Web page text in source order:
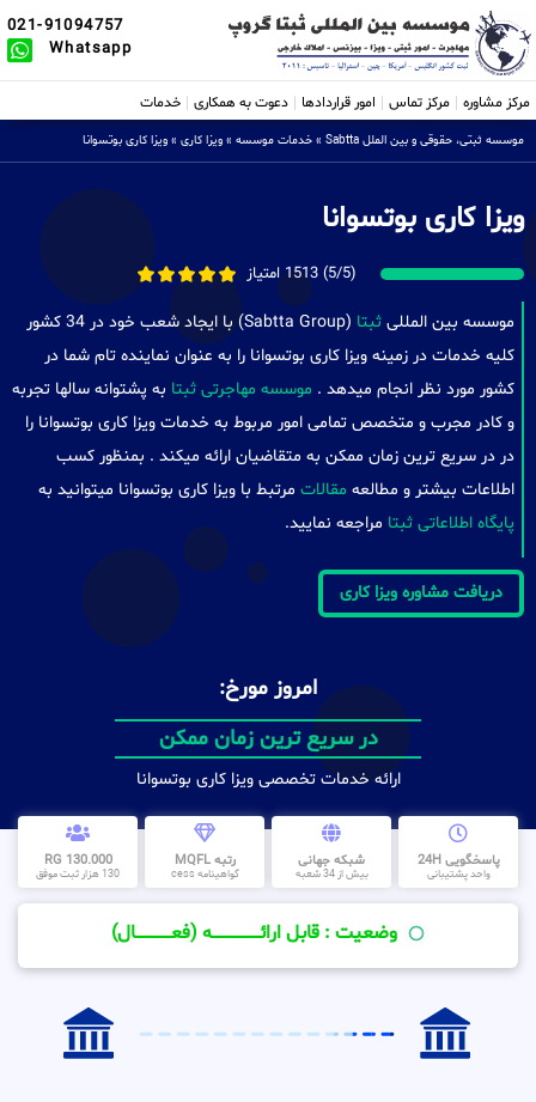
021-91094757
Whatsapp
مرکز مشاوره مرکز تماس امور قراردادها دعوت به همکاری خدمات
موسسه ثبتی، حقوقی و بین الملل Sabtta » خدمات موسسه » ویزا کاری » ویزا کاری بوتسوانا
ویزا کاری بوتسوانا
(5/5) 1513 امتیاز
موسسه بین المللی ثبتا
(Sabtta Group) با ایجاد شعب خود در 34 کشور
کلیه خدمات در زمینه ویزا کاری بوتسوانا را به عنوان نماینده تام شما در
کشور مورد نظر انجام میدهد . موسسه مهاجرتی ثبتا به پشتوانه سالها تجربه
و کادر مجرب و متخصص تمامی امور مربوط به خدمات ویزا کاری بوتسوانا را
در در سریع ترین زمان ممکن به متقاضیان ارائه میکند . بمنظور کسب
اطلاعات بیشتر و مطالعه مقالات مرتبط با ویزا کاری بوتسوانا میتوانید به
پایگاه اطلاعاتی ثبتا مراجعه نمایید.
دریافت مشاوره ویزا کاری
امروز مورخ:
در سریع ترین زمان ممکن
ارائه خدمات تخصصی ویزا کاری بوتسوانا
پاسخگویی 24H
واحد پشتیبانی
شبکه جهانی
بیش از 34 شعبه
رتبه MQFL
گواهینامه cess
130.000 RG
130 هزار ثبت موفق
وضعیت : قابل ارائــــــــــــــــــــه (فعـــــــــــــــال)